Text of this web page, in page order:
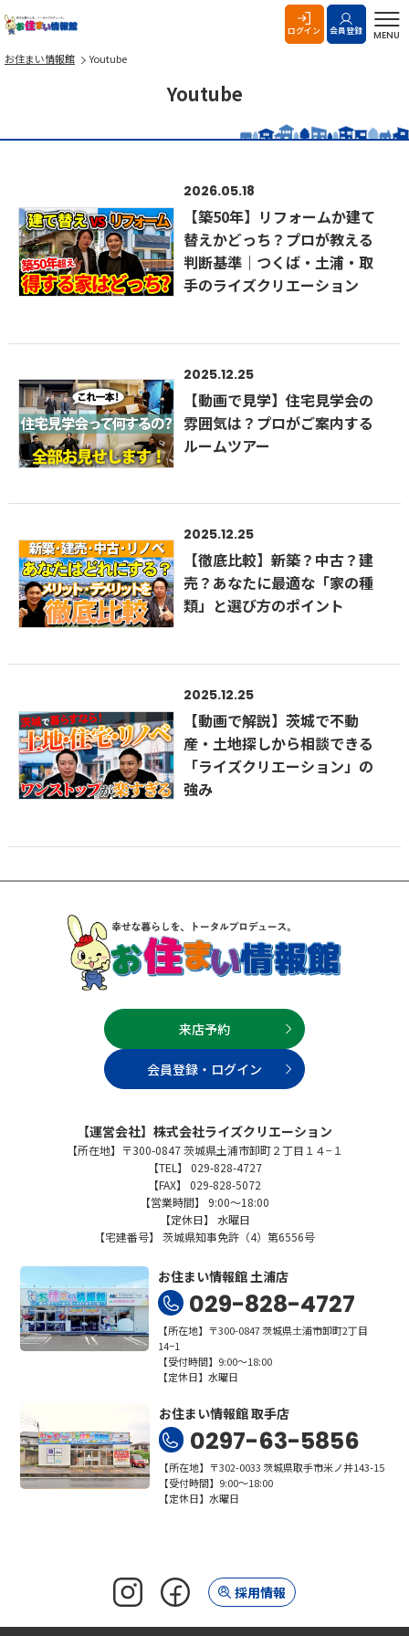
ログイン 会員登録 MENU
お住まい情報館 Youtube
Youtube
2026.05.18
【築50年】リフォームか建て
替えかどっち？プロが教える
判断基準｜つくば・土浦・取
手のライズクリエーション
2025.12.25
【動画で見学】住宅見学会の
雰囲気は？プロがご案内する
ルームツアー
2025.12.25
【徹底比較】新築？中古？建
売？あなたに最適な「家の種
類」と選び方のポイント
2025.12.25
【動画で解説】茨城で不動
産・土地探しから相談できる
「ライズクリエーション」の
強み
来店予約
会員登録・ログイン
【運営会社】株式会社ライズクリエーション
【所在地】〒300-0847 茨城県土浦市卸町２丁目１４−１
【TEL】 029-828-4727
【FAX】 029-828-5072
【営業時間】 9:00～18:00
【定休日】 水曜日
【宅建番号】 茨城県知事免許（4）第6556号
お住まい情報館 土浦店
029-828-4727
【所在地】〒300-0847 茨城県土浦市卸町2丁目
14−1
【受付時間】9:00～18:00
【定休日】水曜日
お住まい情報館 取手店
0297-63-5856
【所在地】〒302-0033 茨城県取手市米ノ井143-15
【受付時間】9:00～18:00
【定休日】水曜日
採用情報